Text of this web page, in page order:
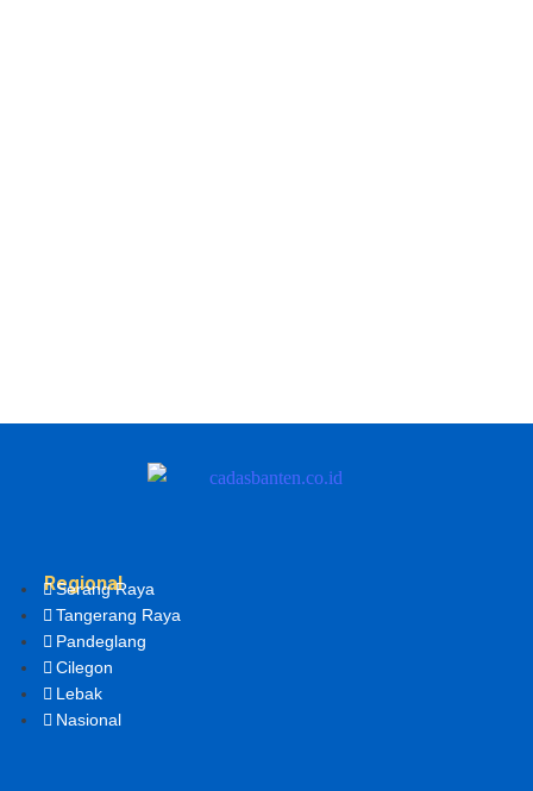
Regional
Serang Raya
Tangerang Raya
Pandeglang
Cilegon
Lebak
Nasional